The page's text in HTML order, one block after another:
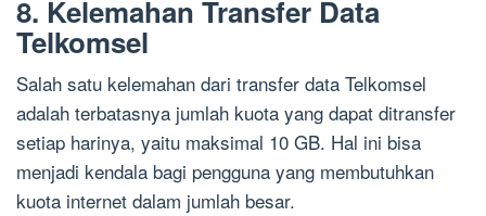
8. Kelemahan Transfer Data
Telkomsel
Salah satu kelemahan dari transfer data Telkomsel
adalah terbatasnya jumlah kuota yang dapat ditransfer
setiap harinya, yaitu maksimal 10 GB. Hal ini bisa
menjadi kendala bagi pengguna yang membutuhkan
kuota internet dalam jumlah besar.